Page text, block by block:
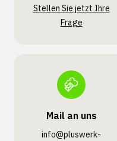
Stellen Sie jetzt Ihre
Frage
Mail an uns
info@pluswerk­